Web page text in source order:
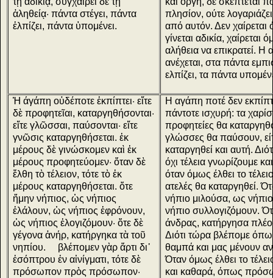
ἀληθείᾳ· πάντα στέγει, πάντα
ἐλπίζει, πάντα ὑπομένει.
πλησίον, ούτε
από αυτόν. Δεν χαίρεται
γίνεται αδικία, χαίρεται
αλήθεια να επικρατεί. Η
ανέχεται, στα πάντα
ελπίζει, τα πάντα
Ἡ άγάπη οὐδέποτε ἐκπίπτει· εἴτε
δὲ προφητεῖαι, καταργηθήσονται·
εἴτε γλῶσσαι, παύσονται· εἴτε
γνῶσις καταργηθήσεται. ἐκ
μέρους δὲ γινώσκομεν καὶ ἐκ
μέρους προφητεύομεν· ὅταν δὲ
ἔλθη τὸ τέλειον, τότε τὸ ἐκ
μέρους καταργηθήσεται. ὅτε
ἤμην νήπιος, ὡς νήπιος
ἐλάλουν, ὡς νήπιος ἐφρόνουν,
ὡς νήπιος ἐλογιζόμουν· ὅτε δὲ
γέγονα ἀνήρ, κατήργηκα τὰ τοῦ
νηπίου. βλέπομεν γὰρ ἄρτι δι᾿
ἐσόπτρου ἐν αἰνίγματι, τότε δὲ
πρόσωπον πρὸς πρόσωπον·
Η αγάπη ποτέ δεν
πάντοτε ισχυρή: τα
προφητείες θα
γλώσσες θα παύσουν,
καταργηθεί και αυτή.
όχι τέλεια γνωρίζουμε
όταν όμως έλθει το
ατελές θα καταργηθεί.
νήπιο μιλούσα, ως
νήπιο συλλογιζόμουν.
άνδρας, κατήργησα
Διότι τώρα βλέπομε
θαμπά και μας μένουν
Όταν όμως έλθει το
και καθαρά, όπως